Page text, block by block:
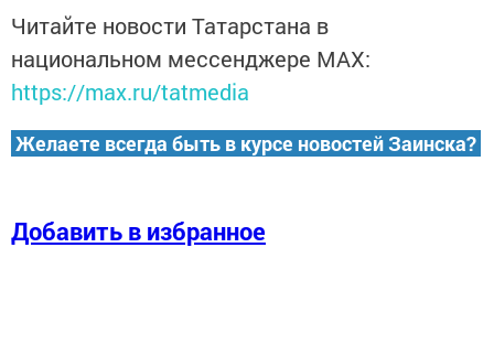
Читайте новости Татарстана в
национальном мессенджере MАХ:
https://max.ru/tatmedia
Желаете всегда быть в курсе новостей Заинска?
Добавить в избранное